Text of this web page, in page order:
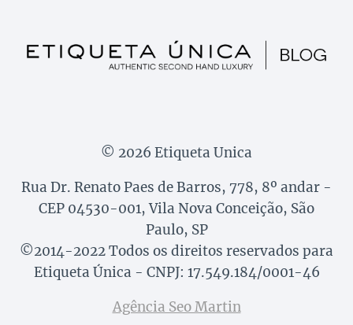
© 2026 Etiqueta Unica
Rua Dr. Renato Paes de Barros, 778, 8º andar -
CEP 04530-001, Vila Nova Conceição, São
Paulo, SP
©2014-2022 Todos os direitos reservados para
Etiqueta Única - CNPJ: 17.549.184/0001-46
Agência Seo Martin